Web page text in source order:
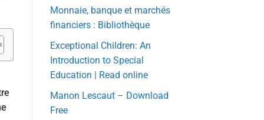
Monnaie, banque et marchés
financiers : Bibliothèque
Exceptional Children: An
Introduction to Special
Education | Read online
Manon Lescaut – Download
Free